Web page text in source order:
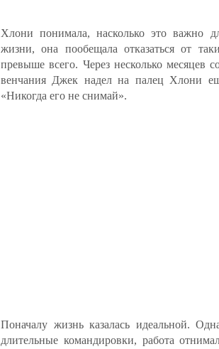
Хлони понимала, насколько это важно
жизни, она пообещала отказаться от
превыше всего. Через несколько месяцев
венчания Джек надел на палец Хлони
«Никогда его не снимай».
Поначалу жизнь казалась идеальной.
длительные командировки, работа